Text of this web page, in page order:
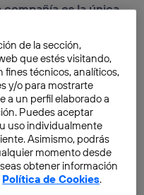
compañía es la única
la segunda
a nivel global con 99A
y los mismos que
Belgacom y Deutsche
de la sección,
que estés visitando,
fines técnicos, analíticos,
y/o para mostrarte
a un perfil elaborado a
Puedes aceptar
uso individualmente
Asimismo, podrás
momento desde
obtener información
Política de Cookies.